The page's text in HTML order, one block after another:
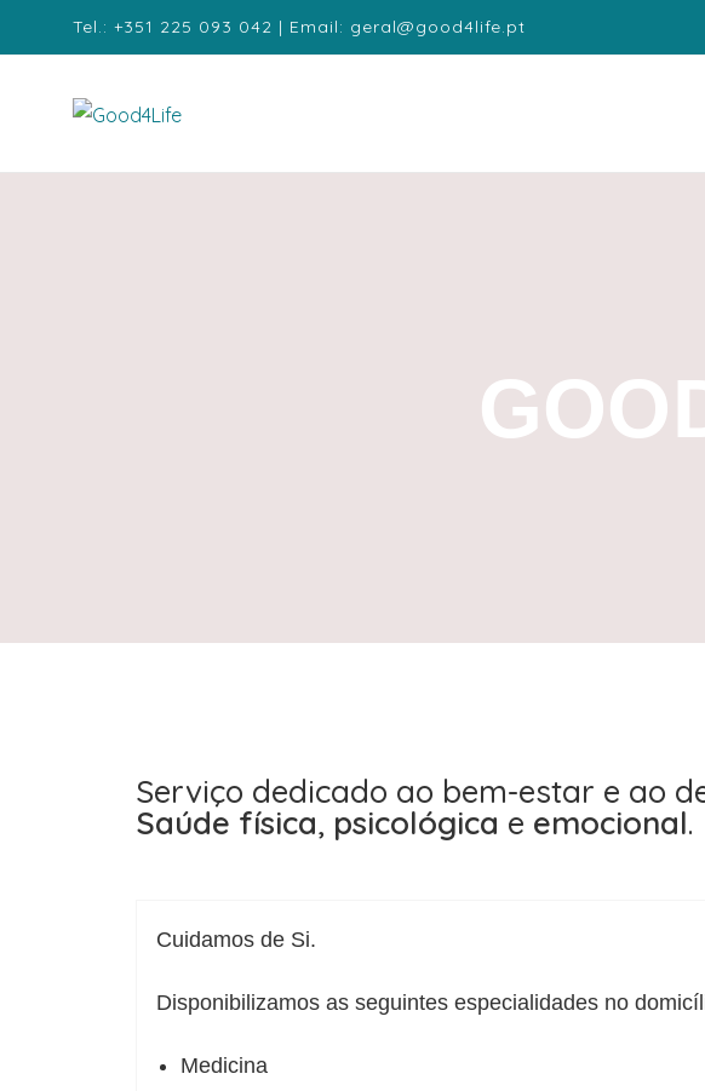
Tel.: +351 225 093 042 | Email: geral@good4life.pt
Serviço dedicado ao bem-estar e ao
Saúde física, psicológica e emocional.
Cuidamos de Si.
Disponibilizamos as seguintes especialidades no
Medicina